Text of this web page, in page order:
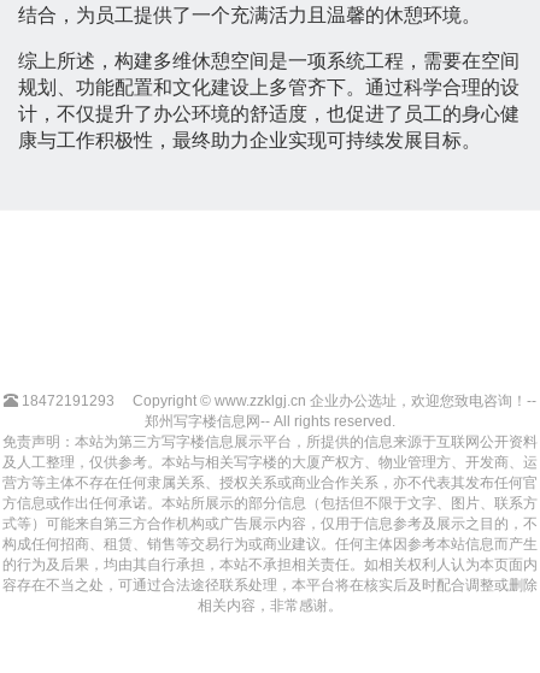
结合，为员工提供了一个充满活力且温馨的休憩环境。
综上所述，构建多维休憩空间是一项系统工程，需要在空间
规划、功能配置和文化建设上多管齐下。通过科学合理的设
计，不仅提升了办公环境的舒适度，也促进了员工的身心健
康与工作积极性，最终助力企业实现可持续发展目标。
18472191293
Copyright © www.zzklgj.cn 企业办公选址，欢迎您致电咨询！--
郑州写字楼信息网-- All rights reserved.
免责声明：本站为第三方写字楼信息展示平台，所提供的信息来源于互联网公开资料
及人工整理，仅供参考。本站与相关写字楼的大厦产权方、物业管理方、开发商、运
营方等主体不存在任何隶属关系、授权关系或商业合作关系，亦不代表其发布任何官
方信息或作出任何承诺。本站所展示的部分信息（包括但不限于文字、图片、联系方
式等）可能来自第三方合作机构或广告展示内容，仅用于信息参考及展示之目的，不
构成任何招商、租赁、销售等交易行为或商业建议。任何主体因参考本站信息而产生
的行为及后果，均由其自行承担，本站不承担相关责任。如相关权利人认为本页面内
容存在不当之处，可通过合法途径联系处理，本平台将在核实后及时配合调整或删除
相关内容，非常感谢。